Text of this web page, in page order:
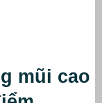
mũi cao